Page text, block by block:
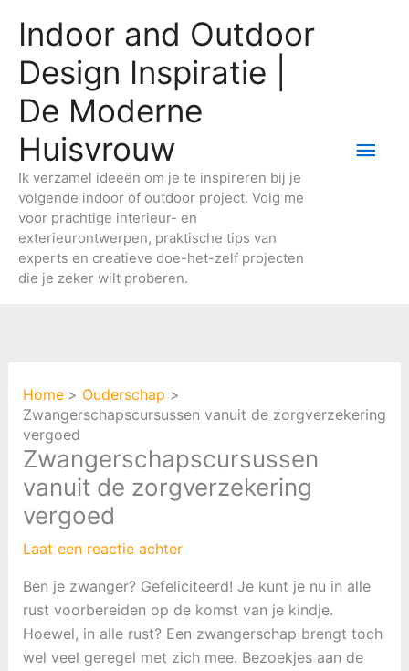
inhoud
Indoor and Outdoor
Design Inspiratie |
De Moderne
Huisvrouw
Ik verzamel ideeën om je te inspireren bij je
volgende indoor of outdoor project. Volg me
voor prachtige interieur- en
exterieurontwerpen, praktische tips van
experts en creatieve doe-het-zelf projecten
die je zeker wilt proberen.
Home
Ouderschap
Zwangerschapscursussen vanuit de zorgverzekering
vergoed
Zwangerschapscursussen
vanuit de zorgverzekering
vergoed
Laat een reactie achter
Ben je zwanger? Gefeliciteerd! Je kunt je nu in alle
rust voorbereiden op de komst van je kindje.
Hoewel, in alle rust? Een zwangerschap brengt toch
wel veel geregel met zich mee. Bezoekjes aan de